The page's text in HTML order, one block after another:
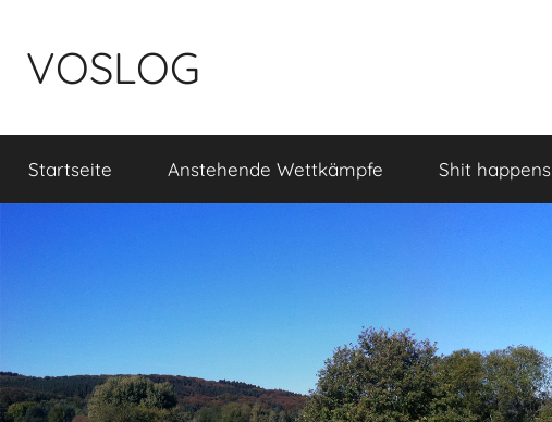
springen
VOSLOG
Startseite Anstehende Wettkämpfe Shit happens